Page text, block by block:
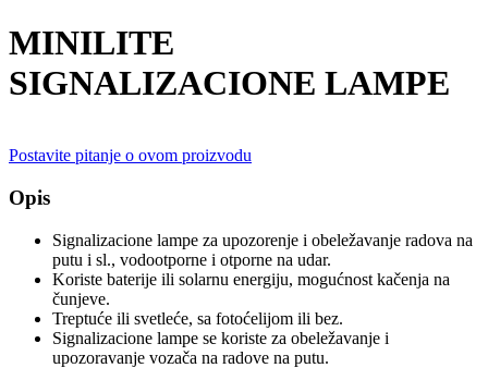
MINILITE
SIGNALIZACIONE LAMPE
Postavite pitanje o ovom proizvodu
Opis
Signalizacione lampe za upozorenje i obeležavanje radova na
putu i sl., vodootporne i otporne na udar.
Koriste baterije ili solarnu energiju, mogućnost kačenja na
čunjeve.
Treptuće ili svetleće, sa fotoćelijom ili bez.
Signalizacione lampe se koriste za obeležavanje i
upozoravanje vozača na radove na putu.